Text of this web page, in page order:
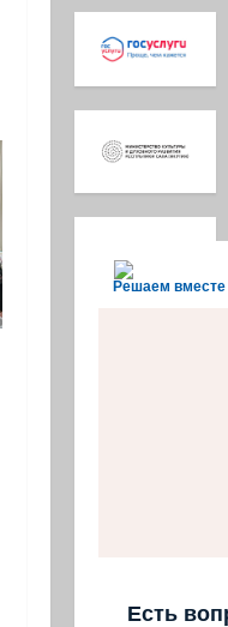
Решаем вместе
Есть